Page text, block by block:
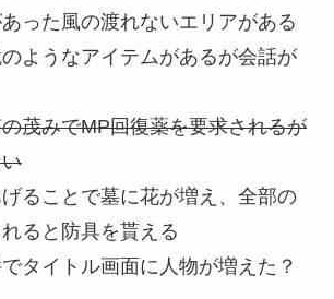
あった風の渡れないエリアがある
のようなアイテムがあるが会話が
茂みでMP回復薬を要求されるが
ことで墓に花が増え、全部の
ると防具を貰える
イトル画面に人物が増えた？